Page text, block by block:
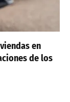
en
de los